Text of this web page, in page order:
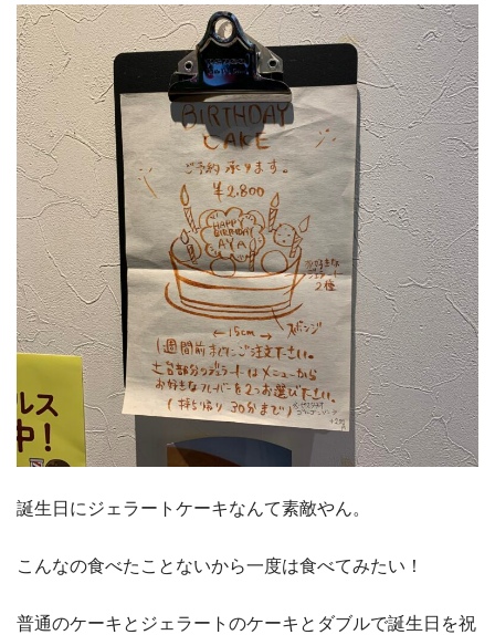
誕生日にジェラートケーキなんて素敵やん。
こんなの食べたことないから一度は食べてみたい！
普通のケーキとジェラートのケーキとダブルで誕生日を祝